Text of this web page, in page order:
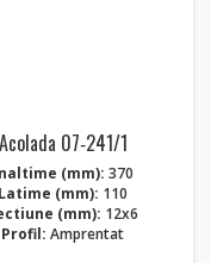
Acolada 07‑241/1
(mm): 370
Latime (mm): 110
(mm): 12x6
Profil: Amprentat